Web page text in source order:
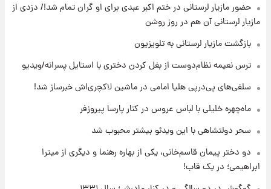
۱۱ ساعت پیش
قیمت محصولات ایران‌خودرو و سایپا امروز شنبه
۱۷ مرداد ۱۴۰۵
یک پیش ‌بینی مهم برای قیمت دلار، طلا و سکه
حضور مازیار لرستانی در ختم اکبر عبدی برای او گران تمام شد!/ دزدی از
مازیار لرستانی آن هم در روز روشن
بازگشت مازیار لرستانی به تلویزیون
ترس نعیمه نظام‌دوست از بغل کردن دختری با استایل پسرانه/ویدیو
سلفی‌های پی‌درپی هلیا امامی در ماشین لاکچری‌اش خبرساز شد!
ماه‌چهره خلیلی با لباس عروس در کنار پارسا پیروزفر
سحر دولتشاهی با این ویدئو بیشتر محبوب شد
دو دختر پیمان قاسم‌خانی، یکی از بهاره رهنما و دیگری از میترا
ابراهیمی؛ در یک قاب!